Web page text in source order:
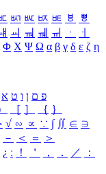
ㅴ ㅵ ㅶ ㅷ ㅸ
ㅹ
ㆉ ㆊ ㆋ ㆌ ㆍ
ㆎ
Φ Χ Ψ Ω α β γ δ ε ζ η
פ ם ן ו ט א
［ ］ ｛ ｝
√ ∽ ∝ ∵ ∫ ∬ ∈ ∋
－ ＜ ＝
＞
¿ ː ！ ＇ ， ． ／
：